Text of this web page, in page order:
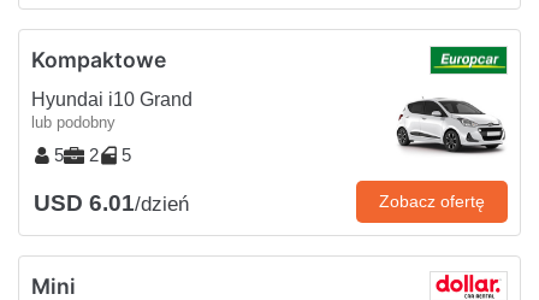
Kompaktowe
Hyundai i10 Grand
lub podobny
5 2 5
USD 6.01/dzień Zobacz ofertę
Mini